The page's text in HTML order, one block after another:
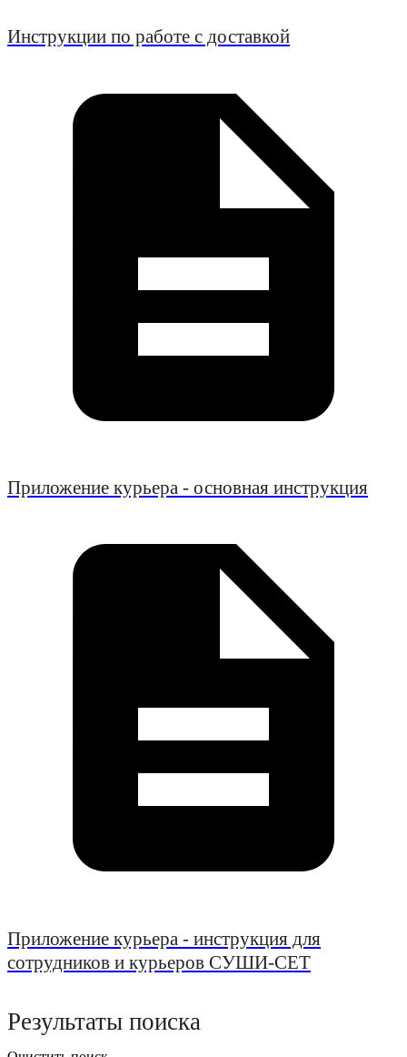
Инструкции по работе с доставкой
Приложение курьера - основная инструкция
Приложение курьера - инструкция для
сотрудников и курьеров СУШИ-СЕТ
Результаты поиска